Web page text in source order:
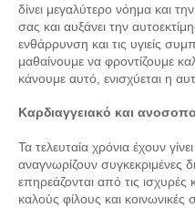
δίνει μεγαλύτερο νόημα και
σας και αυξάνει την
ενθάρρυνση και τις υγιείς
μαθαίνουμε να φροντίζουμε
κάνουμε αυτό, ενισχύεται η
Καρδιαγγειακό και
Τα τελευταία χρόνια έχουν
αναγνωρίζουν συγκεκριμένες
επηρεάζονται από τις ισχυρές
καλούς φίλους και